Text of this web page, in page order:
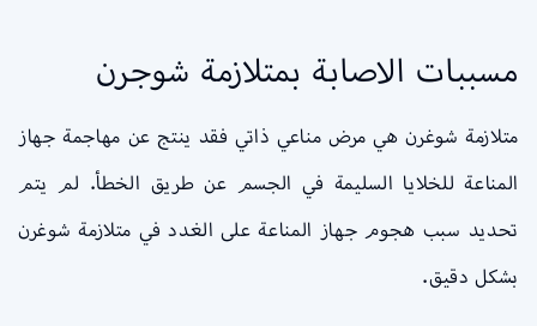
مسببات الاصابة بمتلازمة شوجرن
متلازمة شوغرن هي مرض مناعي ذاتي فقد ينتج عن مهاجمة جهاز
المناعة للخلايا السليمة في الجسم عن طريق الخطأ. لم يتم
تحديد سبب هجوم جهاز المناعة على الغدد في متلازمة شوغرن
بشكل دقيق.